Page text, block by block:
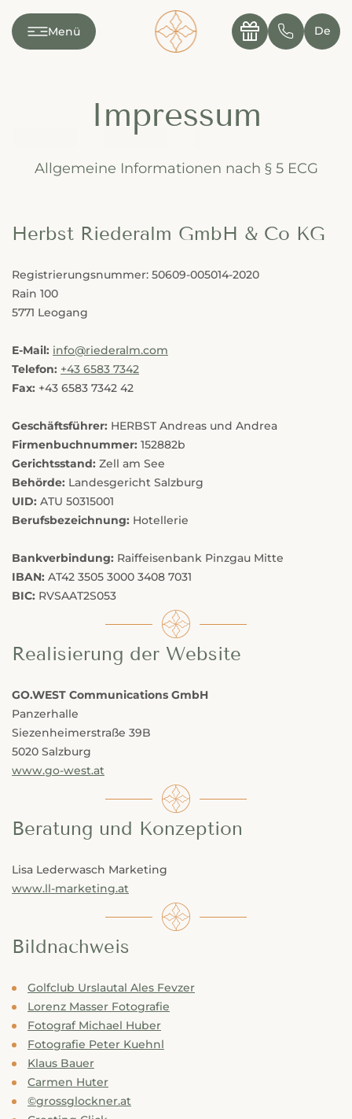
---
---
---
---
Menü  ✆ De
Impressum
Allgemeine Informationen nach § 5 ECG
Herbst Riederalm GmbH & Co KG
Registrierungsnummer: 50609-005014-2020
Rain 100
5771 Leogang
E-Mail: info@riederalm.com
Telefon: +43 6583 7342
Fax: +43 6583 7342 42
Geschäftsführer: HERBST Andreas und Andrea
Firmenbuchnummer: 152882b
Gerichtsstand: Zell am See
Behörde: Landesgericht Salzburg
UID: ATU 50315001
Berufsbezeichnung: Hotellerie
Bankverbindung: Raiffeisenbank Pinzgau Mitte
IBAN: AT42 3505 3000 3408 7031
BIC: RVSAAT2S053
Realisierung der Website
GO.WEST Communications GmbH
Panzerhalle
Siezenheimerstraße 39B
5020 Salzburg
www.go-west.at
Beratung und Konzeption
Lisa Lederwasch Marketing
www.ll-marketing.at
Bildnachweis
Golfclub Urslautal Ales Fevzer
Lorenz Masser Fotografie
Fotograf Michael Huber
Fotografie Peter Kuehnl
Klaus Bauer
Carmen Huter
©grossglockner.at